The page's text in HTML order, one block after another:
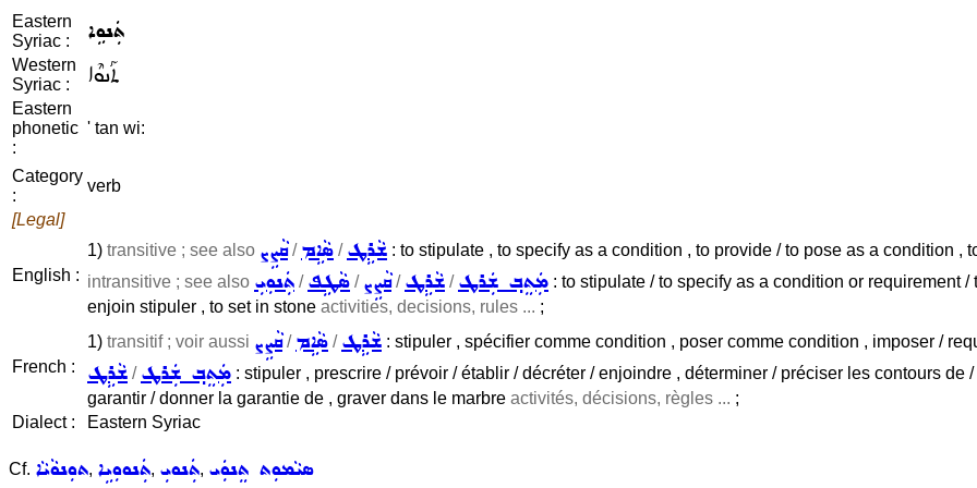
Eastern
Syriac :
ܬܲܢܘܹܐ
Western
Syriac :
ܬܰܢܘܶܐ
Eastern
phonetic
:
' tan wi:
Category
:
verb
[Legal]
English :
1) transitive ; see also ܩܵܨܹܨ/ܣܵܐܹܡ /ܫܵܪܹܛ : to stipulate , to specify as a condition , to provide / to pose as a condition
intransitive ; see also ܬܲܢܘܼܝܼ /ܣܵܛܹܦ / ܩܵܨܹܨ/ܫܵܪܹܛ /ܡܲܬܸܒ݂ ܫܲܪܛ : to stipulate / to specify as a condition or requirement
enjoin stipuler , to set in stone activities, decisions, rules ... ;
French :
1) transitif ; voir aussi ܩܵܨܹܨ/ܣܵܐܹܡ /ܫܵܪܹܛ : stipuler , spécifier comme condition , poser comme condition , imposer /
ܫܵܪܹܛ /ܡܲܬܸܒ݂ ܫܲܪܛ : stipuler , prescrire / prévoir / établir / décréter / enjoindre , déterminer / préciser les contours de
garantir / donner la garantie de , graver dans le marbre activités, décisions, règles ... ;
Dialect :
Eastern Syriac
Cf. ܬܘܼܢܘܵܝܵܐ, ܬܲܢܘܘܼܝܹܐ, ܬܲܢܘܝܼ, ܣܝܵܡܘܼܬ ܬܸܢܘܲܝ